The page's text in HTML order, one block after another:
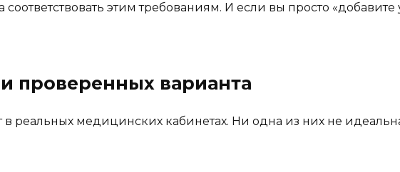
этим требованиям. И если вы просто
проверенных варианта
в реальных медицинских кабинетах. Ни одна из них не